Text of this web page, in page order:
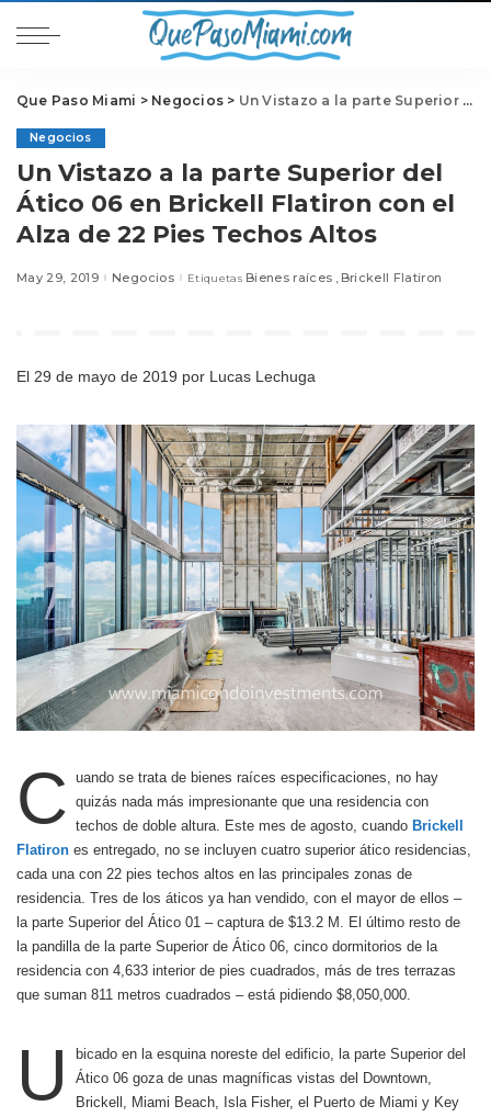
Que Paso Miami > Negocios > Un Vistazo a la parte Superior del Ático 06 en Brickell Flatiron con el Alza de 22 Pies Techos Altos
Negocios
Un Vistazo a la parte Superior del
Ático 06 en Brickell Flatiron con el
Alza de 22 Pies Techos Altos
May 29, 2019 Negocios Etiquetas Bienes raíces Brickell Flatiron
El 29 de mayo de 2019 por Lucas Lechuga
C uando se trata de bienes raíces especificaciones, no hay
quizás nada más impresionante que una residencia con
techos de doble altura. Este mes de agosto, cuando Brickell
Flatiron es entregado, no se incluyen cuatro superior ático residencias,
cada una con 22 pies techos altos en las principales zonas de
residencia. Tres de los áticos ya han vendido, con el mayor de ellos –
la parte Superior del Ático 01 – captura de $13.2 M. El último resto de
la pandilla de la parte Superior de Ático 06, cinco dormitorios de la
residencia con 4,633 interior de pies cuadrados, más de tres terrazas
que suman 811 metros cuadrados – está pidiendo $8,050,000.
U
bicado en la esquina noreste del edificio, la parte Superior del
Ático 06 goza de unas magníficas vistas del Downtown,
Brickell, Miami Beach, Isla Fisher, el Puerto de Miami y Key